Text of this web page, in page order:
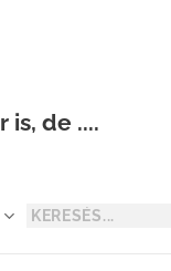
de ....